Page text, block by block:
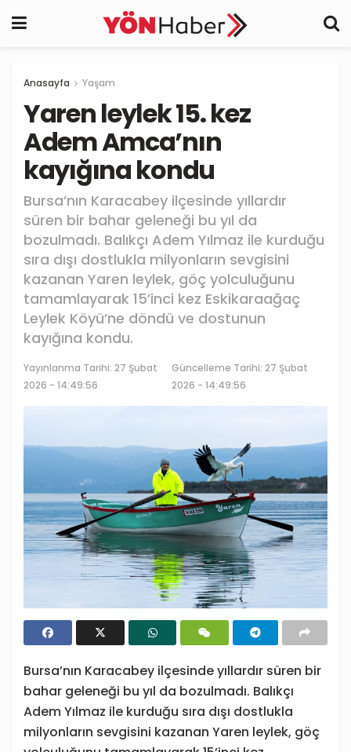
Anasayfa Yaşam
Yaren leylek 15. kez
Adem Amca’nın
kayığına kondu
Bursa’nın Karacabey ilçesinde yıllardır
süren bir bahar geleneği bu yıl da
bozulmadı. Balıkçı Adem Yılmaz ile kurduğu
sıra dışı dostlukla milyonların sevgisini
kazanan Yaren leylek, göç yolculuğunu
tamamlayarak 15’inci kez Eskikaraağaç
Leylek Köyü’ne döndü ve dostunun
kayığına kondu.
Yayınlanma Tarihi: 27 Şubat
2026 - 14:49:56
Güncelleme Tarihi: 27 Şubat
2026 - 14:49:56
Bursa’nın Karacabey ilçesinde yıllardır süren bir
bahar geleneği bu yıl da bozulmadı. Balıkçı
Adem Yılmaz ile kurduğu sıra dışı dostlukla
milyonların sevgisini kazanan Yaren leylek, göç